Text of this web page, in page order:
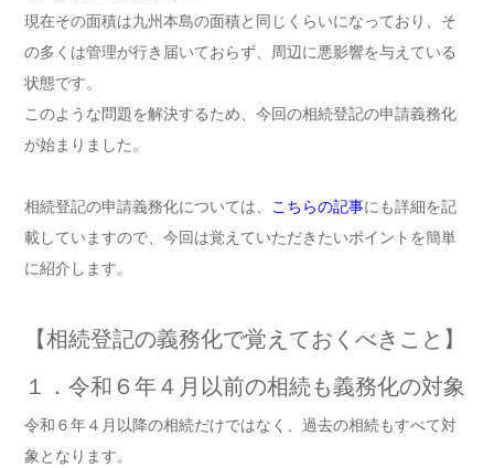
現在その面積は九州本島の面積と同じくらいになっており、そ
の多くは管理が行き届いておらず、周辺に悪影響を与えている
状態です。
このような問題を解決するため、今回の相続登記の申請義務化
が始まりました。
相続登記の申請義務化については、 こちらの記事にも詳細を記
載していますので、今回は覚えていただきたいポイントを簡単
に紹介します。
【相続登記の義務化で覚えておくべきこと】
１．令和６年４月以前の相続も義務化の対象
令和６年４月以降の相続だけではなく、過去の相続もすべて対
象となります。